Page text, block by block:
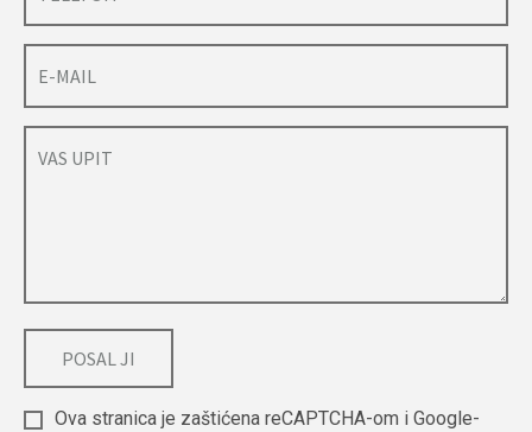
Ova stranica je zaštićena reCAPTCHA-om i Google-